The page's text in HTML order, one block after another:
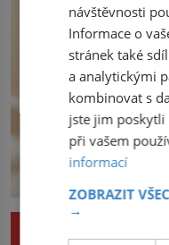
návštěvnosti
Informace o
stránek také
a analytickými
kombinovat s
jste jim
při vašem
informací
ZOBRAZIT
→